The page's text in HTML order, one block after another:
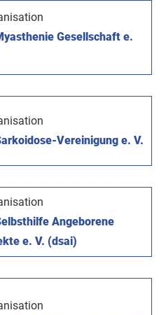
Gesellschaft e.
Vereinigung e. V.
Angeborene
e. V. (dsai)